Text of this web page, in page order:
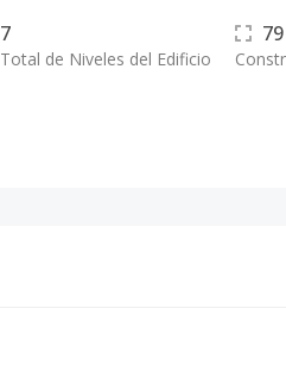
7
Total de Niveles del Edificio
79